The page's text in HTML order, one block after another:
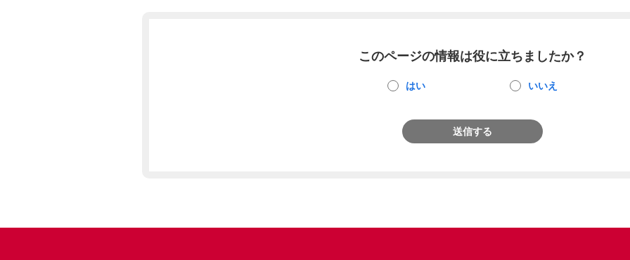
このページの情報は役に立ちましたか？
はい いいえ
送信する